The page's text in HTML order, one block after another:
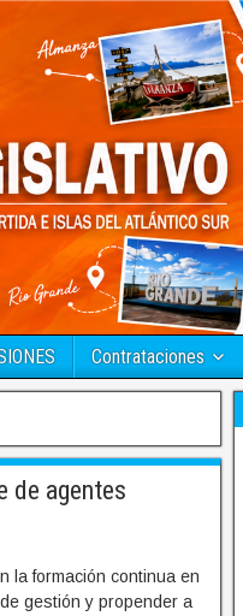
Contrataciones
de agentes
la formación continua en
gestión y propender a